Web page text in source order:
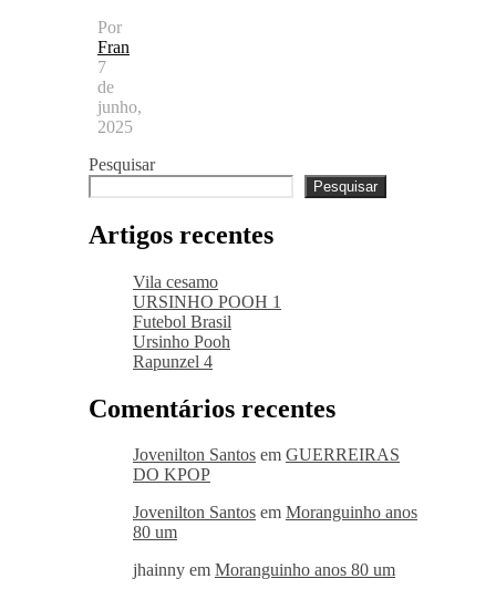
Por
Fran
7
de
junho,
2025
Pesquisar
Pesquisar
Artigos recentes
Vila cesamo
URSINHO POOH 1
Futebol Brasil
Ursinho Pooh
Rapunzel 4
Comentários recentes
Jovenilton Santos em GUERREIRAS
DO KPOP
Jovenilton Santos em Moranguinho anos
80 um
jhainny em Moranguinho anos 80 um